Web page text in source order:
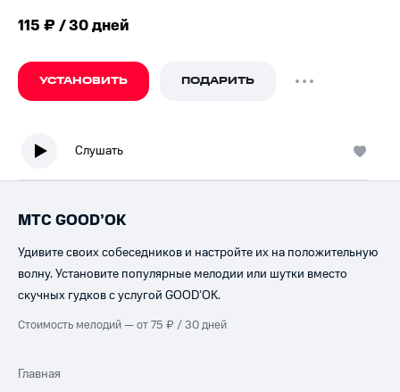
115 ₽ / 30 дней
УСТАНОВИТЬ ПОДАРИТЬ
Слушать
МТС GOOD’OK
Удивите своих собеседников и настройте их на положительную
волну. Установите популярные мелодии или шутки вместо
скучных гудков с услугой GOOD’OK.
Стоимость мелодий — от 75 ₽ / 30 дней
Главная